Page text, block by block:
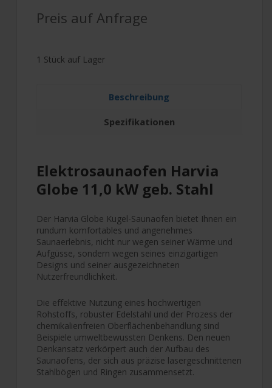
Preis auf Anfrage
1 Stück auf Lager
Beschreibung
Spezifikationen
Elektrosaunaofen Harvia
Globe 11,0 kW geb. Stahl
Der Harvia Globe Kugel-Saunaofen bietet Ihnen ein
rundum komfortables und angenehmes
Saunaerlebnis, nicht nur wegen seiner Wärme und
Aufgüsse, sondern wegen seines einzigartigen
Designs und seiner ausgezeichneten
Nutzerfreundlichkeit.
Die effektive Nutzung eines hochwertigen
Rohstoffs, robuster Edelstahl und der Prozess der
chemikalienfreien Oberflächenbehandlung sind
Beispiele umweltbewussten Denkens. Den neuen
Denkansatz verkörpert auch der Aufbau des
Saunaofens, der sich aus präzise lasergeschnittenen
Stahlbögen und Ringen zusammensetzt.